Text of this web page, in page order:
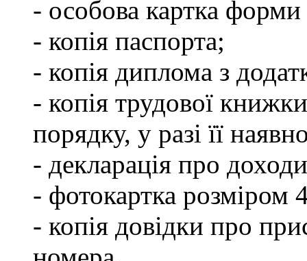
- особова картка
- копія паспорта;
- копія диплома з
- копія трудової
порядку, у разі її
- декларація про
- фотокартка розміром
- копія довідки про